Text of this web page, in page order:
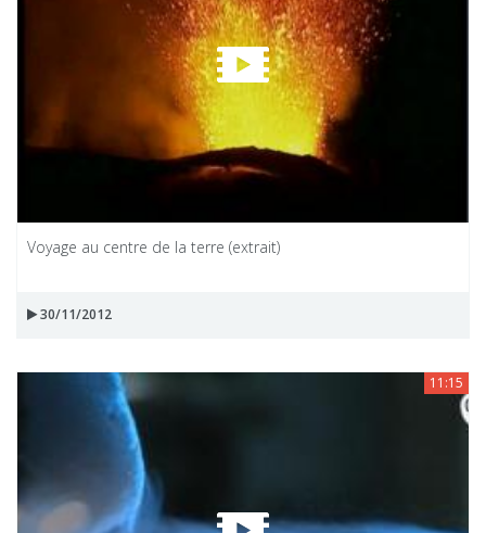
Voyage au centre de la terre (extrait)
30/11/2012
11:15